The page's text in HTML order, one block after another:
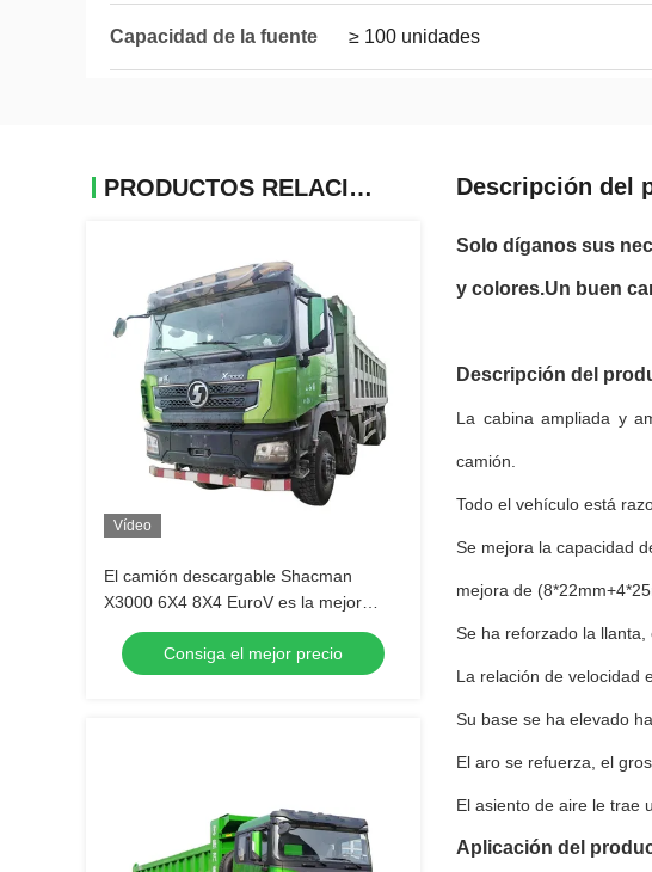
Capacidad de la fuente ≥ 100 unidades
PRODUCTOS RELACIONADOS
Vídeo
El camión descargable Shacman
X3000 6X4 8X4 EuroV es la mejor
opción para las necesidades de
transporte pesado
Consiga el mejor precio
Descripción del
Solo díganos sus
y colores.Un buen
Descripción del
La cabina ampliada y
camión.
Todo el vehículo está
Se mejora la capacidad
mejora de
Se ha reforzado la
La relación de velocidad
Su base se ha elevado
El aro se refuerza, el
El asiento de aire le trae
Aplicación del